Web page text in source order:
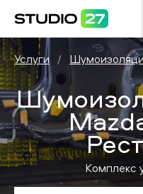
Услуги /
Комплекс